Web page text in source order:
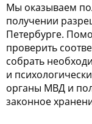
Мы оказываем
получении
Петербурге.
проверить
собрать
и
органы МВД и
законное